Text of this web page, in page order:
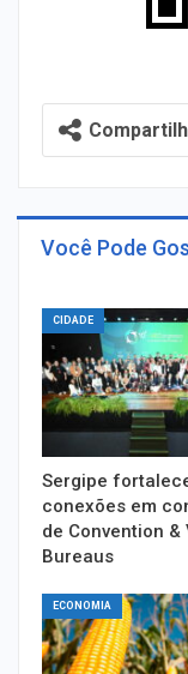
Você Pode
CIDADE
Sergipe
conexões em
de Convention &
Bureaus
ECONOMIA